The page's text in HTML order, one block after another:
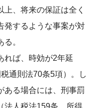
上、将来の保証は全く
発するような事案が対
。
ば、時効が2年延
通則法70条5項）。し
ある場合には、刑事罰
法人税法159条、所得